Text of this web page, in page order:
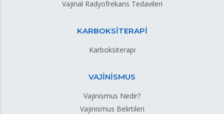
Vajinal Radyofrekans Tedavileri
KARBOKSİTERAPİ
Karboksiterapi
VAJİNİSMUS
Vajinismus Nedir?
Vajinismus Belirtileri